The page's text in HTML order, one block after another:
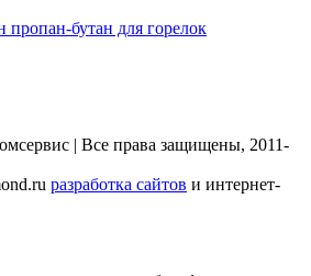
бутан для горелок
| Все права защищены, 2011-
разработка сайтов и интернет-